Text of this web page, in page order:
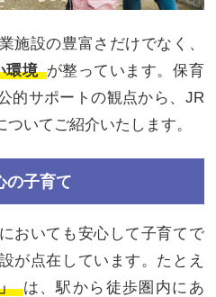
施設の豊富さだけでなく、
環境 が整っています。保育
的サポートの観点から、JR
いてご紹介いたします。
の子育て
おいても安心して子育てで
が点在しています。たとえ
は、駅から徒歩圏内にあ